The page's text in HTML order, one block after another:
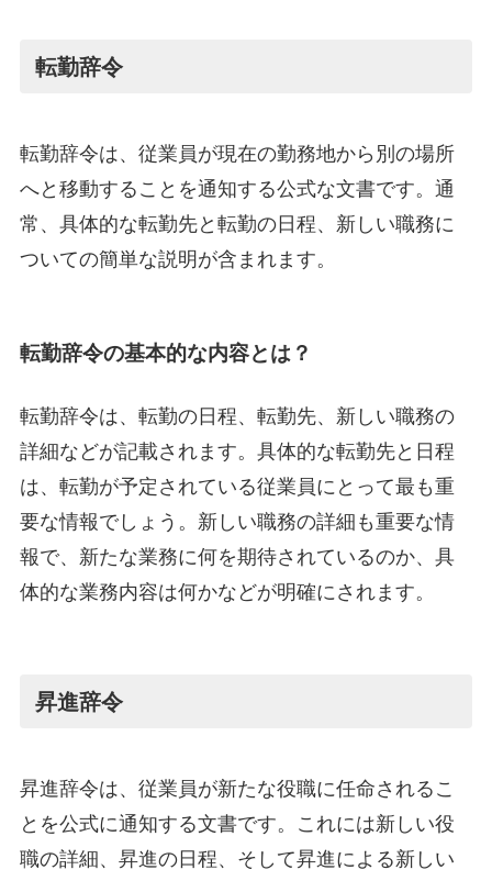
転勤辞令
転勤辞令は、従業員が現在の勤務地から別の場所
へと移動することを通知する公式な文書です。通
常、具体的な転勤先と転勤の日程、新しい職務に
ついての簡単な説明が含まれます。
転勤辞令の基本的な内容とは？
転勤辞令は、転勤の日程、転勤先、新しい職務の
詳細などが記載されます。具体的な転勤先と日程
は、転勤が予定されている従業員にとって最も重
要な情報でしょう。新しい職務の詳細も重要な情
報で、新たな業務に何を期待されているのか、具
体的な業務内容は何かなどが明確にされます。
昇進辞令
昇進辞令は、従業員が新たな役職に任命されるこ
とを公式に通知する文書です。これには新しい役
職の詳細、昇進の日程、そして昇進による新しい